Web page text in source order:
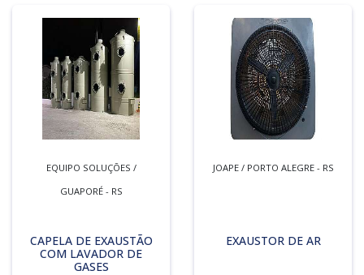
EQUIPO SOLUÇÕES /
GUAPORÉ - RS
CAPELA DE EXAUSTÃO
COM LAVADOR DE
GASES
JOAPE / PORTO ALEGRE - RS
EXAUSTOR DE AR